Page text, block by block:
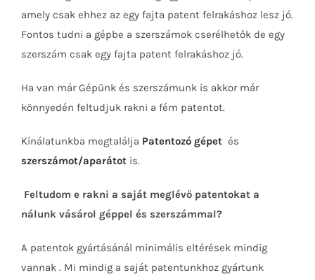
amely csak ehhez az egy fajta patent felrakáshoz lesz jó.
Fontos tudni a gépbe a szerszámok cserélhetők de egy
szerszám csak egy fajta patent felrakáshoz jó.
Ha van már Gépünk és szerszámunk is akkor már
könnyedén feltudjuk rakni a fém patentot.
Kínálatunkba megtalálja Patentozó gépet és
szerszámot/aparátotis.
Feltudom e rakni a saját meglévő patentokat a
nálunk vásárol géppel és szerszámmal?
A patentok gyártásánál minimális eltérések mindig
vannak . Mi mindig a saját patentunkhoz gyártunk